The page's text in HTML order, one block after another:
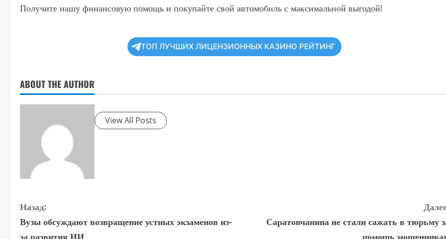
Получите нашу финансовую помощь и покупайте свой автомобиль с максимальной выгодой!
ТОП ЛУЧШИХ ЛИЦЕНЗИОННЫХ КАЗИНО РЕЙТИНГ
ABOUT THE AUTHOR
View All Posts
П
р
Назад:
Вузы обсуждают возвращение устных экзаменов из-
за развития ИИ
Саратовчанина не стали сажать в тюрьму
помощь